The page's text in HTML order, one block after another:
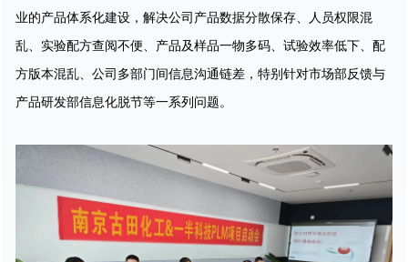
业的产品体系化建设，解决公司产品数据分散保存、人员权限混
乱、实验配方查阅不便、产品及样品⼀物多码、试验效率低下、配
方版本混乱、公司多部门间信息沟通链差，特别针对市场部反馈与
产品研发部信息化脱节等⼀系列问题。